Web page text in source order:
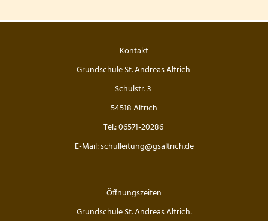
Kontakt
Grundschule St. Andreas Altrich
Schulstr. 3
54518 Altrich
Tel.: 06571-20286
E-Mail: schulleitung@gsaltrich.de
Öffnungszeiten
Grundschule St. Andreas Altrich: